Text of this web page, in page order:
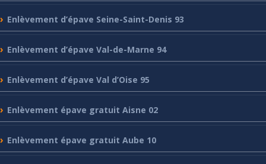
Enlèvement d’épave Seine-Saint-Denis 93
Enlèvement d’épave Val-de-Marne 94
Enlèvement d’épave Val d’Oise 95
Enlèvement épave gratuit Aisne 02
Enlèvement épave gratuit Aube 10